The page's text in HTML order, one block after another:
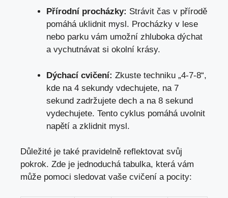
Přírodní procházky: Strávit čas v přírodě
pomáhá uklidnit mysl. Procházky v lese
nebo parku vám umožní zhluboka dýchat
a vychutnávat si okolní krásy.
Dýchací cvičení: Zkuste techniku „4-7-8“,
kde na 4 sekundy vdechujete, na 7
sekund zadržujete dech a na 8 sekund
vydechujete. Tento cyklus pomáhá uvolnit
napětí a zklidnit mysl.
Důležité je také pravidelně reflektovat svůj
pokrok. Zde je jednoduchá tabulka, která vám
může pomoci sledovat vaše cvičení a pocity: